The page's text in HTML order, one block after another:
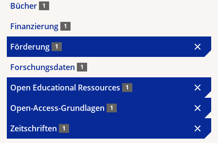
Bücher 1
Finanzierung 1
Förderung 1
Forschungsdaten 1
Open Educational Ressources 1
Open-Access-Grundlagen 1
Zeitschriften 1